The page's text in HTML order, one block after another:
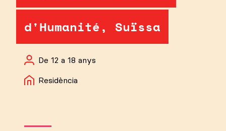
d'Humanité, Suïssa
De 12 a 18 anys
Residència